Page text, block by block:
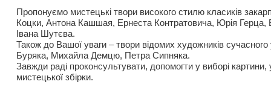
Пропонуємо мистецькі твори високого стилю класиків
Коцки, Антона Кашшая, Ернеста Контратовича, Юрія
Івана Шутєва.
Також до Вашої уваги – твори відомих художників
Буряка, Михайла Демцю, Петра Сипняка.
Завжди раді проконсультувати, допомогти у виборі картини,
мистецької збірки.